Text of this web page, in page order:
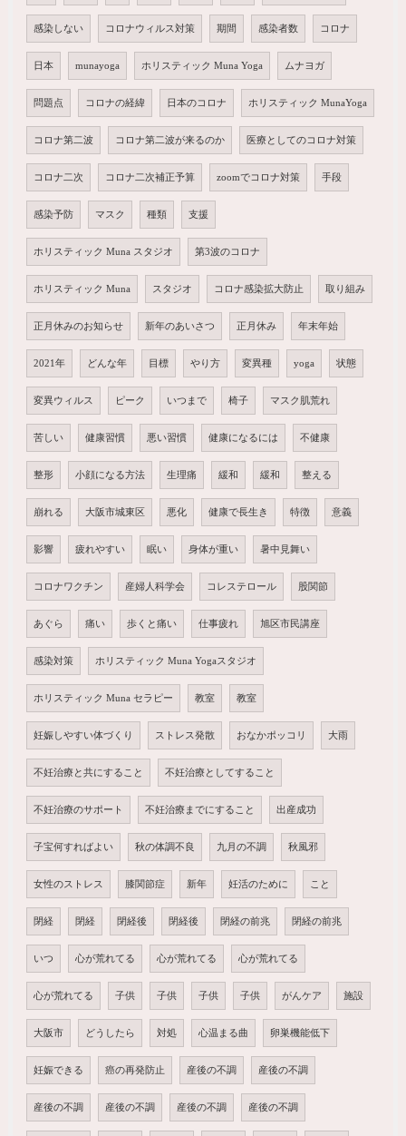
感染しない コロナウィルス対策 期間 感染者数 コロナ
日本 munayoga ホリスティック Muna Yoga ムナヨガ
問題点 コロナの経緯 日本のコロナ ホリスティック MunaYoga
コロナ第二波 コロナ第二波が来るのか 医療としてのコロナ対策
コロナ二次 コロナ二次補正予算 zoomでコロナ対策 手段
感染予防 マスク 種類 支援
ホリスティック Muna スタジオ 第3波のコロナ
ホリスティック Muna スタジオ コロナ感染拡大防止 取り組み
正月休みのお知らせ 新年のあいさつ 正月休み 年末年始
2021年 どんな年 目標 やり方 変異種 yoga 状態
変異ウィルス ピーク いつまで 椅子 マスク肌荒れ
苦しい 健康習慣 悪い習慣 健康になるには 不健康
整形 小顔になる方法 生理痛 緩和 緩和 整える
崩れる 大阪市城東区 悪化 健康で長生き 特徴 意義
影響 疲れやすい 眠い 身体が重い 暑中見舞い
コロナワクチン 産婦人科学会 コレステロール 股関節
あぐら 痛い 歩くと痛い 仕事疲れ 旭区市民講座
感染対策 ホリスティック Muna Yogaスタジオ
ホリスティック Muna セラピー 教室 教室
妊娠しやすい体づくり ストレス発散 おなかポッコリ 大雨
不妊治療と共にすること 不妊治療としてすること
不妊治療のサポート 不妊治療までにすること 出産成功
子宝何すればよい 秋の体調不良 九月の不調 秋風邪
女性のストレス 膝関節症 新年 妊活のために こと
閉経 閉経 閉経後 閉経後 閉経の前兆 閉経の前兆
いつ 心が荒れてる 心が荒れてる 心が荒れてる
心が荒れてる 子供 子供 子供 子供 がんケア 施設
大阪市 どうしたら 対処 心温まる曲 卵巣機能低下
妊娠できる 癌の再発防止 産後の不調 産後の不調
産後の不調 産後の不調 産後の不調 産後の不調